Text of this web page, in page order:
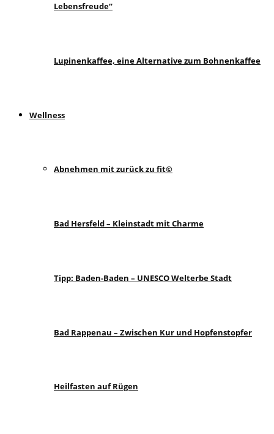
Lebensfreude“
Lupinenkaffee, eine Alternative zum Bohnenkaffee
Wellness
Abnehmen mit zurück zu fit©
Bad Hersfeld – Kleinstadt mit Charme
Tipp: Baden-Baden – UNESCO Welterbe Stadt
Bad Rappenau – Zwischen Kur und Hopfenstopfer
Heilfasten auf Rügen